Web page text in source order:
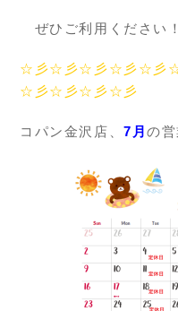
ぜひご利用ください！
☆彡☆彡☆彡☆彡☆彡
☆彡☆彡☆彡☆彡
コパン金沢店、7月の営